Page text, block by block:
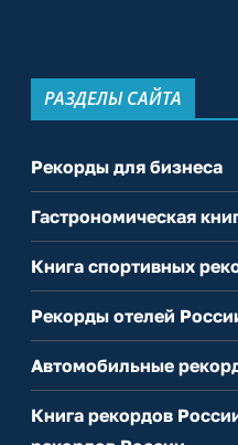
РАЗДЕЛЫ САЙТА
Рекорды для бизнеса
Гастрономическая
Книга спортивных
Рекорды отелей
Автомобильные
Книга рекордов